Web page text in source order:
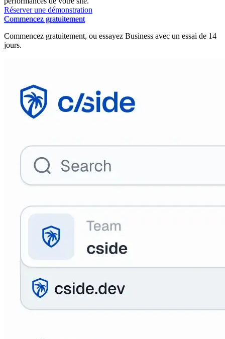
Réserver une démonstration
Commencez gratuitement
Commencez gratuitement, ou essayez Business avec un essai de 14
jours.